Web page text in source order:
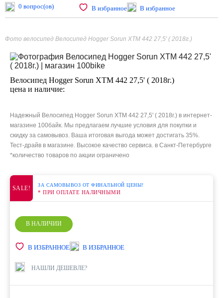
0 вопрос(ов) В избранное В избранное
Фото велосипед Велосипед Hogger Sorun XTM 442 27,5' ( 2018г.)
Велосипед Hogger Sorun XTM 442 27,5' ( 2018г.)
цена и наличие:
Надежный Велосипед Hogger Sorun XTM 442 27,5' ( 2018г.) в интернет-
магазине 100байк. Мы предлагаем лучшие условия для покупки и
скидку за самовывоз. Ваша итоговая выгода может достигать 35%.
Тест-драйв в магазине. Высокое качество сервиса. в Санкт-Петербурге
*количество товаров по акции ограничено
SALE! ЗА САМОВЫВОЗ ОТ ФИНАЛЬНОЙ ЦЕНЫ!
* ПРИ ОПЛАТЕ НАЛИЧНЫМИ
В НАЛИЧИИ
В ИЗБРАННОЕ В ИЗБРАННОЕ
НАШЛИ ДЕШЕВЛЕ?